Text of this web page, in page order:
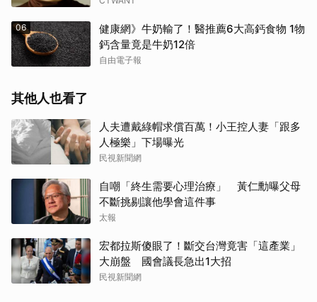
06
健康網》牛奶輸了！醫推薦6大高鈣食物 1物
鈣含量竟是牛奶12倍
自由電子報
其他人也看了
人夫遭戴綠帽求償百萬！小王控人妻「跟多
人極樂」下場曝光
民視新聞網
自嘲「終生需要心理治療」 黃仁勳曝父母
不斷挑剔讓他學會這件事
太報
宏都拉斯傻眼了！斷交台灣竟害「這產業」
大崩盤 國會議長急出1大招
民視新聞網